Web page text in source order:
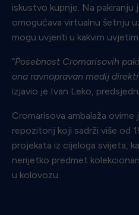
iskustvo kupnje. Na pakiranju
omogućava virtualnu šetnju
mogu uvjeriti u kakvim
“Posebnost Cromarisovih
ona ravnopravan medij
izjavio je Ivan Leko,
Cromarisova ambalaža ovime
repozitorij koji sadrži više od
projekata iz cijeloga svijeta,
nerijetko predmet
u kolovozu.